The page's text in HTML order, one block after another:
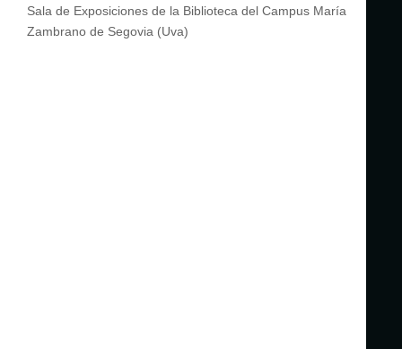
Sala de Exposiciones de la Biblioteca del Campus María
Zambrano de Segovia (Uva)